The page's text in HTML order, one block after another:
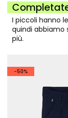
I piccoli hanno
quindi abbiamo
più.
-50%